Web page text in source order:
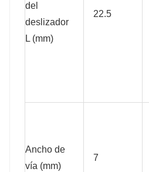
del
deslizador
L (mm)
22.5
Ancho de
vía (mm)
7